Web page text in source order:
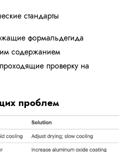
стандарты
формальдегида
содержанием
проверку на
проблем